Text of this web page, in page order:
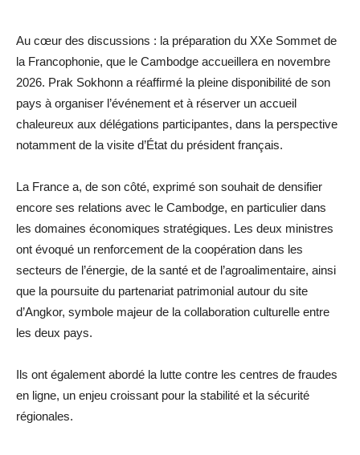
Au cœur des discussions : la préparation du XXe Sommet de
la Francophonie, que le Cambodge accueillera en novembre
2026. Prak Sokhonn a réaffirmé la pleine disponibilité de son
pays à organiser l’événement et à réserver un accueil
chaleureux aux délégations participantes, dans la perspective
notamment de la visite d’État du président français.
La France a, de son côté, exprimé son souhait de densifier
encore ses relations avec le Cambodge, en particulier dans
les domaines économiques stratégiques. Les deux ministres
ont évoqué un renforcement de la coopération dans les
secteurs de l’énergie, de la santé et de l’agroalimentaire, ainsi
que la poursuite du partenariat patrimonial autour du site
d’Angkor, symbole majeur de la collaboration culturelle entre
les deux pays.
Ils ont également abordé la lutte contre les centres de fraudes
en ligne, un enjeu croissant pour la stabilité et la sécurité
régionales.